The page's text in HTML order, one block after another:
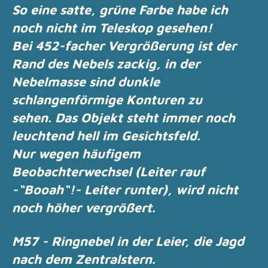
So eine satte, grüne Farbe habe ich
noch nicht im Teleskop gesehen!
Bei 452-facher Vergrößerung ist der
Rand des Nebels zackig, in der
Nebelmasse sind dunkle
schlangenförmige Konturen zu
sehen. Das Objekt steht immer noch
leuchtend hell im Gesichtsfeld.
Nur wegen häufigem
Beobachterwechsel (Leiter rauf
-“Booah“!- Leiter runter), wird nicht
noch höher vergrößert.
M57 - Ringnebel in der Leier, die Jagd
nach dem Zentralstern.